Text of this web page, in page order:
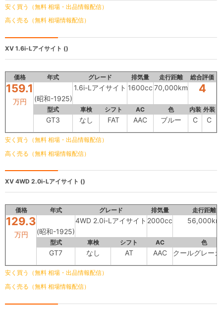
安く買う（無料 相場・出品情報配信）
高く売る（無料 相場情報配信）
XV 1.6i-Lアイサイト ()
価格 年式 グレード 排気量 走行距離 総合評価
159.1
万円 (昭和-1925)
1.6i-Lアイサイト 1600cc 70,000km 4
型式 車検 シフト AC 色 内装 外装
GT3 なし FAT AAC ブルー C C
安く買う（無料 相場・出品情報配信）
高く売る（無料 相場情報配信）
XV 4WD 2.0i-Lアイサイト ()
価格 年式 グレード 排気量 走行距離
129.3
万円 (昭和-1925)
4WD 2.0i-Lアイサイト 2000cc 56,000km
型式 車検 シフト AC 色
GT7 なし AT AAC クールグレー
安く買う（無料 相場・出品情報配信）
高く売る（無料 相場情報配信）